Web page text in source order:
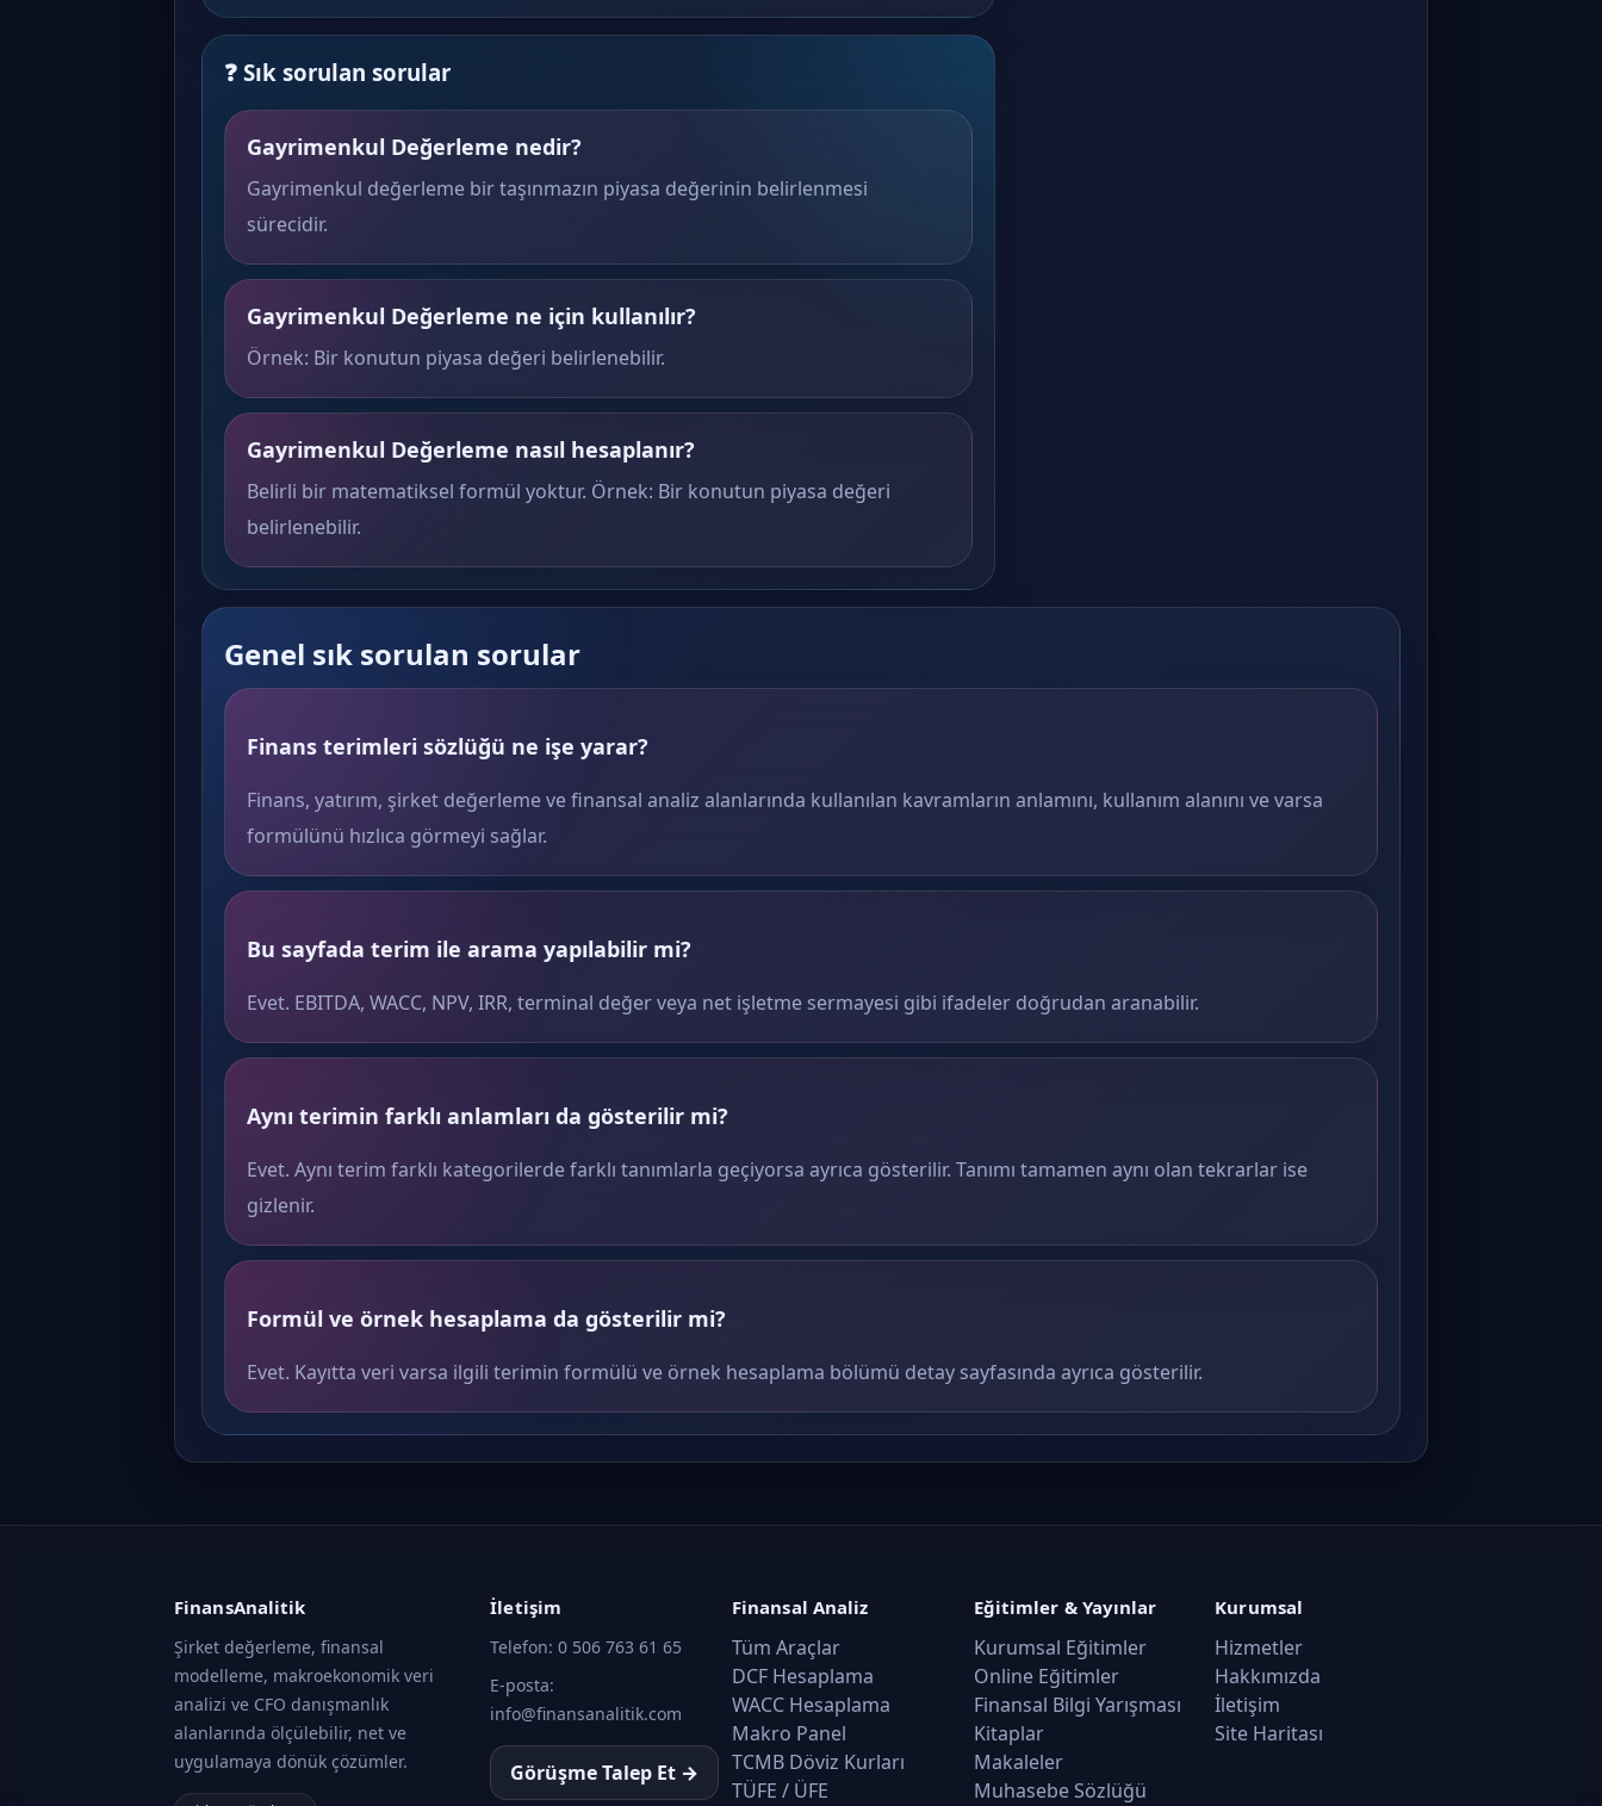
❓ Sık sorulan sorular
Gayrimenkul Değerleme nedir?
Gayrimenkul değerleme bir taşınmazın piyasa değerinin belirlenmesi
sürecidir.
Gayrimenkul Değerleme ne için kullanılır?
Örnek: Bir konutun piyasa değeri belirlenebilir.
Gayrimenkul Değerleme nasıl hesaplanır?
Belirli bir matematiksel formül yoktur. Örnek: Bir konutun piyasa değeri
belirlenebilir.
Genel sık sorulan sorular
Finans terimleri sözlüğü ne işe yarar?
Finans, yatırım, şirket değerleme ve finansal analiz alanlarında kullanılan kavramların anlamını, kullanım alanını ve varsa
formülünü hızlıca görmeyi sağlar.
Bu sayfada terim ile arama yapılabilir mi?
Evet. EBITDA, WACC, NPV, IRR, terminal değer veya net işletme sermayesi gibi ifadeler doğrudan aranabilir.
Aynı terimin farklı anlamları da gösterilir mi?
Evet. Aynı terim farklı kategorilerde farklı tanımlarla geçiyorsa ayrıca gösterilir. Tanımı tamamen aynı olan tekrarlar ise
gizlenir.
Formül ve örnek hesaplama da gösterilir mi?
Evet. Kayıtta veri varsa ilgili terimin formülü ve örnek hesaplama bölümü detay sayfasında ayrıca gösterilir.
FinansAnalitik
Şirket değerleme, finansal
modelleme, makroekonomik veri
analizi ve CFO danışmanlık
alanlarında ölçülebilir, net ve
uygulamaya dönük çözümler.
İletişim
Telefon:0 506 763 61 65
E-posta:
info@finansanalitik.com
Görüşme Talep Et →
Finansal Analiz
Tüm Araçlar
DCF Hesaplama
WACC Hesaplama
Makro Panel
TCMB Döviz Kurları
TÜFE / ÜFE
Eğitimler & Yayınlar
Kurumsal Eğitimler
Online Eğitimler
Finansal Bilgi Yarışması
Kitaplar
Makaleler
Muhasebe Sözlüğü
Kurumsal
Hizmetler
Hakkımızda
İletişim
Site Haritası